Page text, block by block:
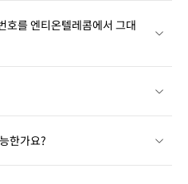
호를 엔티온텔레콤에서 그대
한가요?